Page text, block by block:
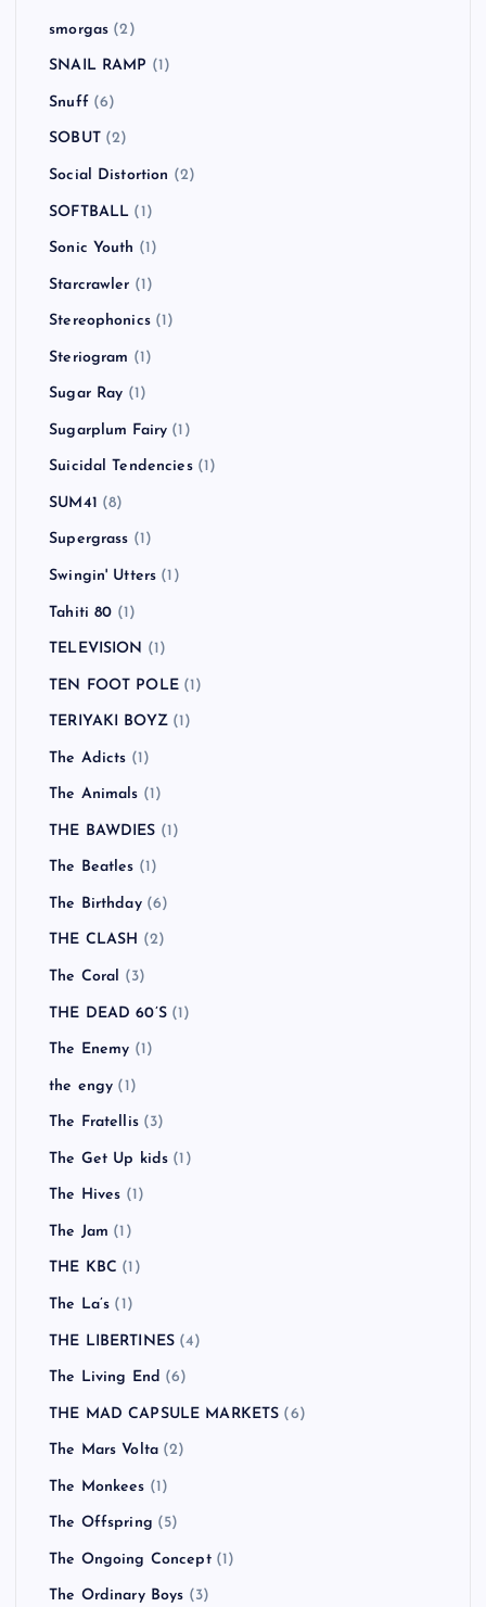
smorgas (2)
SNAIL RAMP (1)
Snuff (6)
SOBUT(2)
Social Distortion (2)
SOFTBALL (1)
Sonic Youth (1)
Starcrawler (1)
Stereophonics(1)
Steriogram (1)
Sugar Ray (1)
Sugarplum Fairy (1)
Suicidal Tendencies(1)
SUM41 (8)
Supergrass (1)
Swingin' Utters (1)
Tahiti 80 (1)
TELEVISION (1)
TEN FOOT POLE(1)
TERIYAKI BOYZ(1)
The Adicts (1)
The Animals (1)
THE BAWDIES (1)
The Beatles (1)
The Birthday(6)
THE CLASH (2)
The Coral (3)
THE DEAD 60’S(1)
The Enemy (1)
the engy (1)
The Fratellis(3)
The Get Up kids (1)
The Hives (1)
The Jam (1)
THE KBC (1)
The La’s (1)
THE LIBERTINES (4)
The Living End (6)
THE MAD CAPSULE MARKETS (6)
The Mars Volta (2)
The Monkees (1)
The Offspring (5)
The Ongoing Concept(1)
The Ordinary Boys (3)